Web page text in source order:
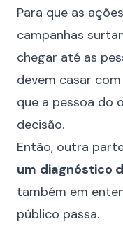
Para que as
campanhas
chegar até as
devem casar
que a pessoa do
decisão.
Então, outra
um diagnóstico
também em
público passa.